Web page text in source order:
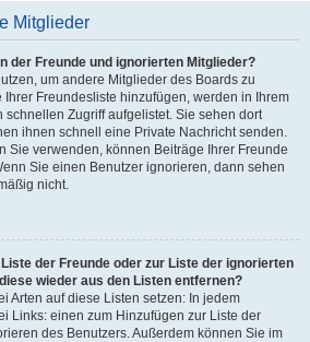
Mitglieder
der Freunde und ignorierten Mitglieder?
um andere Mitglieder des Boards zu
Freundesliste hinzufügen, werden in Ihrem
Zugriff aufgelistet. Sie sehen dort
ihnen schnell eine Private Nachricht senden.
Sie verwenden, können Beiträge Ihrer Freunde
Sie einen Benutzer ignorieren, dann sehen
nicht.
der Freunde oder zur Liste der ignorierten
wieder aus den Listen entfernen?
Arten auf diese Listen setzen: In jedem
Links: einen zum Hinzufügen zur Liste der
des Benutzers. Außerdem können Sie im